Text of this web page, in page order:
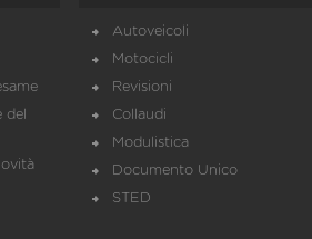
del
Autoveicoli
Motocicli
Revisioni
Collaudi
Modulistica
Documento Unico
STED